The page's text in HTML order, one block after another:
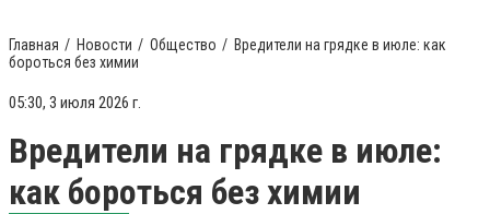
Главная Новости Общество
Вредители на грядке в июле: как
бороться без химии
05:30, 3 июля 2026 г.
Вредители на грядке в июле:
как бороться без химии